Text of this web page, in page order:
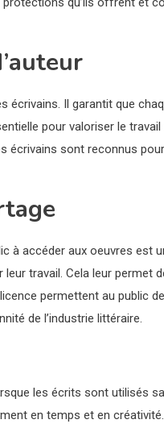
écrivains. Il garantit que
pour valoriser le
écrivains sont reconnus
à accéder aux oeuvres est
travail. Cela leur permet
permettent au public
de l’industrie littéraire.
les écrits sont utilisés
en temps et en